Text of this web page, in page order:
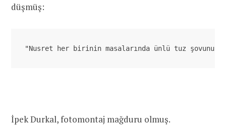
düşmüş:
"Nusret her birinin masalarında ünlü tuz şovunu
İpek Durkal, fotomontaj mağduru olmuş.